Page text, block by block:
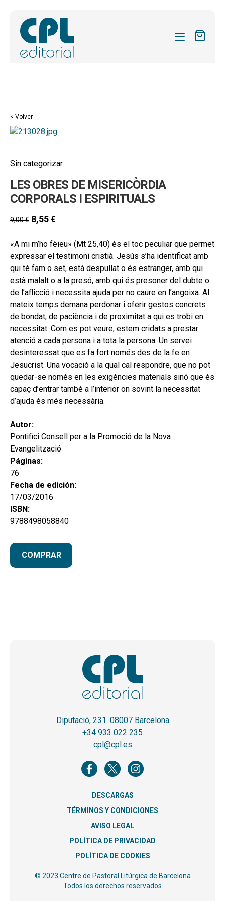
REVISTAS
FORMAS
BLOG
CONTACTO
BUSCAR
CAT
ESP
< Volver
Sin categorizar
LES OBRES DE MISERICÒRDIA
CORPORALS I ESPIRITUALS
9,00€ 8,55€
«A mi m’ho fèieu» (Mt 25,40) és el toc peculiar que permet
expressar el testimoni cristià. Jesús s’ha identificat amb
qui té fam o set, està despullat o és estranger, amb qui
està malalt o a la presó, amb qui és presoner del dubte o
de l’aflicció i necessita ajuda per no caure en l’angoixa. Al
mateix temps demana perdonar i oferir gestos concrets
de bondat, de paciència i de proximitat a qui es trobi en
necessitat. Com es pot veure, estem cridats a prestar
atenció a cada persona i a tota la persona. Un servei
desinteressat que es fa fort només des de la fe en
Jesucrist. Una vocació a la qual cal respondre, que no pot
quedar-se només en les exigències materials sinó que és
capaç d’entrar també a l’interior on sovint la necessitat
d’ajuda és més necessària.
Autor:
Pontifici Consell per a la Promoció de la Nova
Evangelització
Páginas:
76
Fecha de edición:
17/03/2016
ISBN:
9788498058840
COMPRAR
Diputació, 231. 08007 Barcelona
+34 933 022 235
cpl@cpl.es
DESCARGAS
TÉRMINOS Y CONDICIONES
AVISO LEGAL
POLÍTICA DE PRIVACIDAD
POLÍTICA DE COOKIES
© 2023 Centre de Pastoral Litúrgica de Barcelona
Todos los derechos reservados